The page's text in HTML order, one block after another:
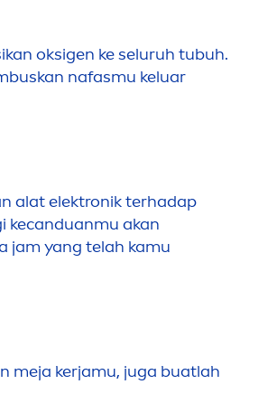
oksigen ke seluruh tubuh.
nafasmu keluar
alat elektronik terhadap
kecanduanmu akan
jam yang telah kamu
meja kerjamu, juga buatlah